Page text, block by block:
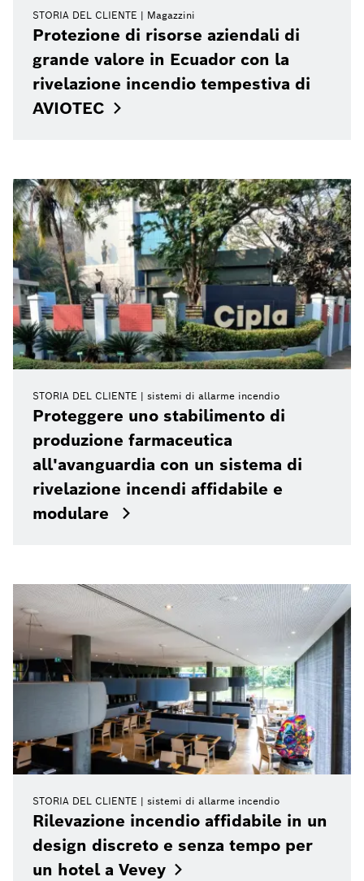
STORIA DEL CLIENTE Magazzini
Protezione di risorse aziendali di
grande valore in Ecuador con la
rivelazione incendio tempestiva di
AVIOTEC
STORIA DEL CLIENTE sistemi di allarme incendio
Proteggere uno stabilimento di
produzione farmaceutica
all'avanguardia con un sistema di
rivelazione incendi affidabile e
modulare
STORIA DEL CLIENTE sistemi di allarme incendio
Rilevazione incendio affidabile in un
design discreto e senza tempo per
un hotel a Vevey